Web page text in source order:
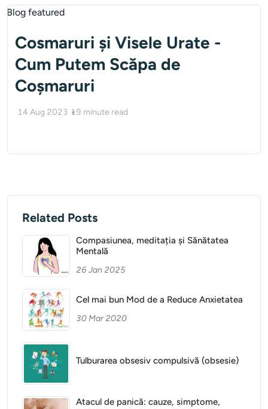
Cosmaruri și Visele Urate -
Cum Putem Scăpa de
Coșmaruri
14 Aug 2023 19 minute read
Related Posts
Compasiunea, meditația și Sănătatea
Mentală
26 Jan 2025
Cel mai bun Mod de a Reduce Anxietatea
30 Mar 2020
Tulburarea obsesiv compulsivă (obsesie)
Atacul de panică: cauze, simptome,